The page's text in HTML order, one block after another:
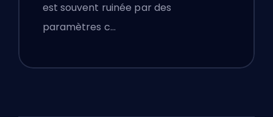
est souvent ruinée par des
paramètres c…